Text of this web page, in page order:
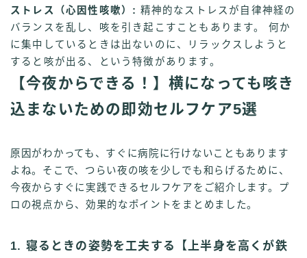
ストレス（心因性咳嗽）: 精神的なストレスが自律神経の
バランスを乱し、咳を引き起こすこともあります。 何か
に集中しているときは出ないのに、リラックスしようと
すると咳が出る、という特徴があります。
【今夜からできる！】横になっても咳き
込まないための即効セルフケア5選
原因がわかっても、すぐに病院に行けないこともあります
よね。そこで、つらい夜の咳を少しでも和らげるために、
今夜からすぐに実践できるセルフケアをご紹介します。プ
ロの視点から、効果的なポイントをまとめました。
1. 寝るときの姿勢を工夫する【上半身を高くが鉄